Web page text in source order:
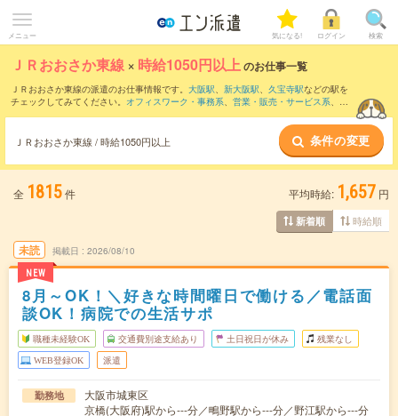
メニュー 気になる! ログイン 検索
ＪＲおおさか東線 × 時給1050円以上のお仕事一覧
ＪＲおおさか東線の派遣のお仕事情報です。 大阪駅、 新大阪駅、 久宝寺駅などの駅を
チェックしてみてください。 オフィスワーク・事務系、 営業・販売・サービス系、 ク
ＪＲおおさか東線 / 時給1050円以上 条件の変更
全 1815件 平均時給: 1,657 円
新着順 時給順
未読
NEW
掲載日 2026/08/10
8月～OK！＼好きな時間曜日で働ける／電話面
談OK！病院での生活サポ
職種未経験OK 交通費別途支給あり 土日祝日が休み 残業なし
WEB登録OK 派遣
勤務地
大阪市城東区
京橋(大阪府)駅から---分／鴫野駅から---分／野江駅から---分